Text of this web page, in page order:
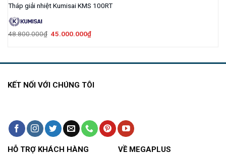
Tháp giải nhiệt Kumisai KMS 100RT
48.800.000₫ Giá
45.000.000₫Giá
KẾT NỐI VỚI CHÚNG TÔI
HỖ TRỢ KHÁCH HÀNG VỀ MEGAPLUS